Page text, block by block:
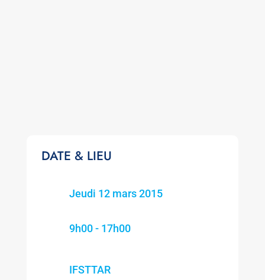
DATE & LIEU
Jeudi 12 mars 2015
9h00 - 17h00
IFSTTAR